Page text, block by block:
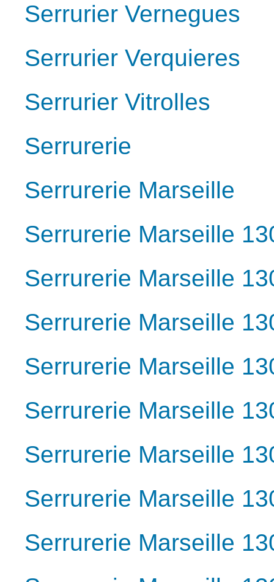
Serrurier Vernegues
Serrurier Verquieres
Serrurier Vitrolles
Serrurerie
Serrurerie Marseille
Serrurerie Marseille
Serrurerie Marseille
Serrurerie Marseille
Serrurerie Marseille
Serrurerie Marseille
Serrurerie Marseille
Serrurerie Marseille
Serrurerie Marseille